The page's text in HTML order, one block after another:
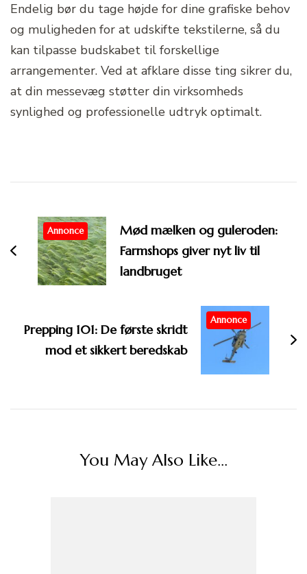
Endelig bør du tage højde for dine grafiske behov
og muligheden for at udskifte tekstilerne, så du
kan tilpasse budskabet til forskellige
arrangementer. Ved at afklare disse ting sikrer du,
at din messevæg støtter din virksomheds
synlighed og professionelle udtryk optimalt.
Navigation
Annonce
Mød mælken og guleroden:
Farmshops giver nyt liv til
landbruget
Annonce
Prepping 101: De første skridt
mod et sikkert beredskab
You May Also Like...